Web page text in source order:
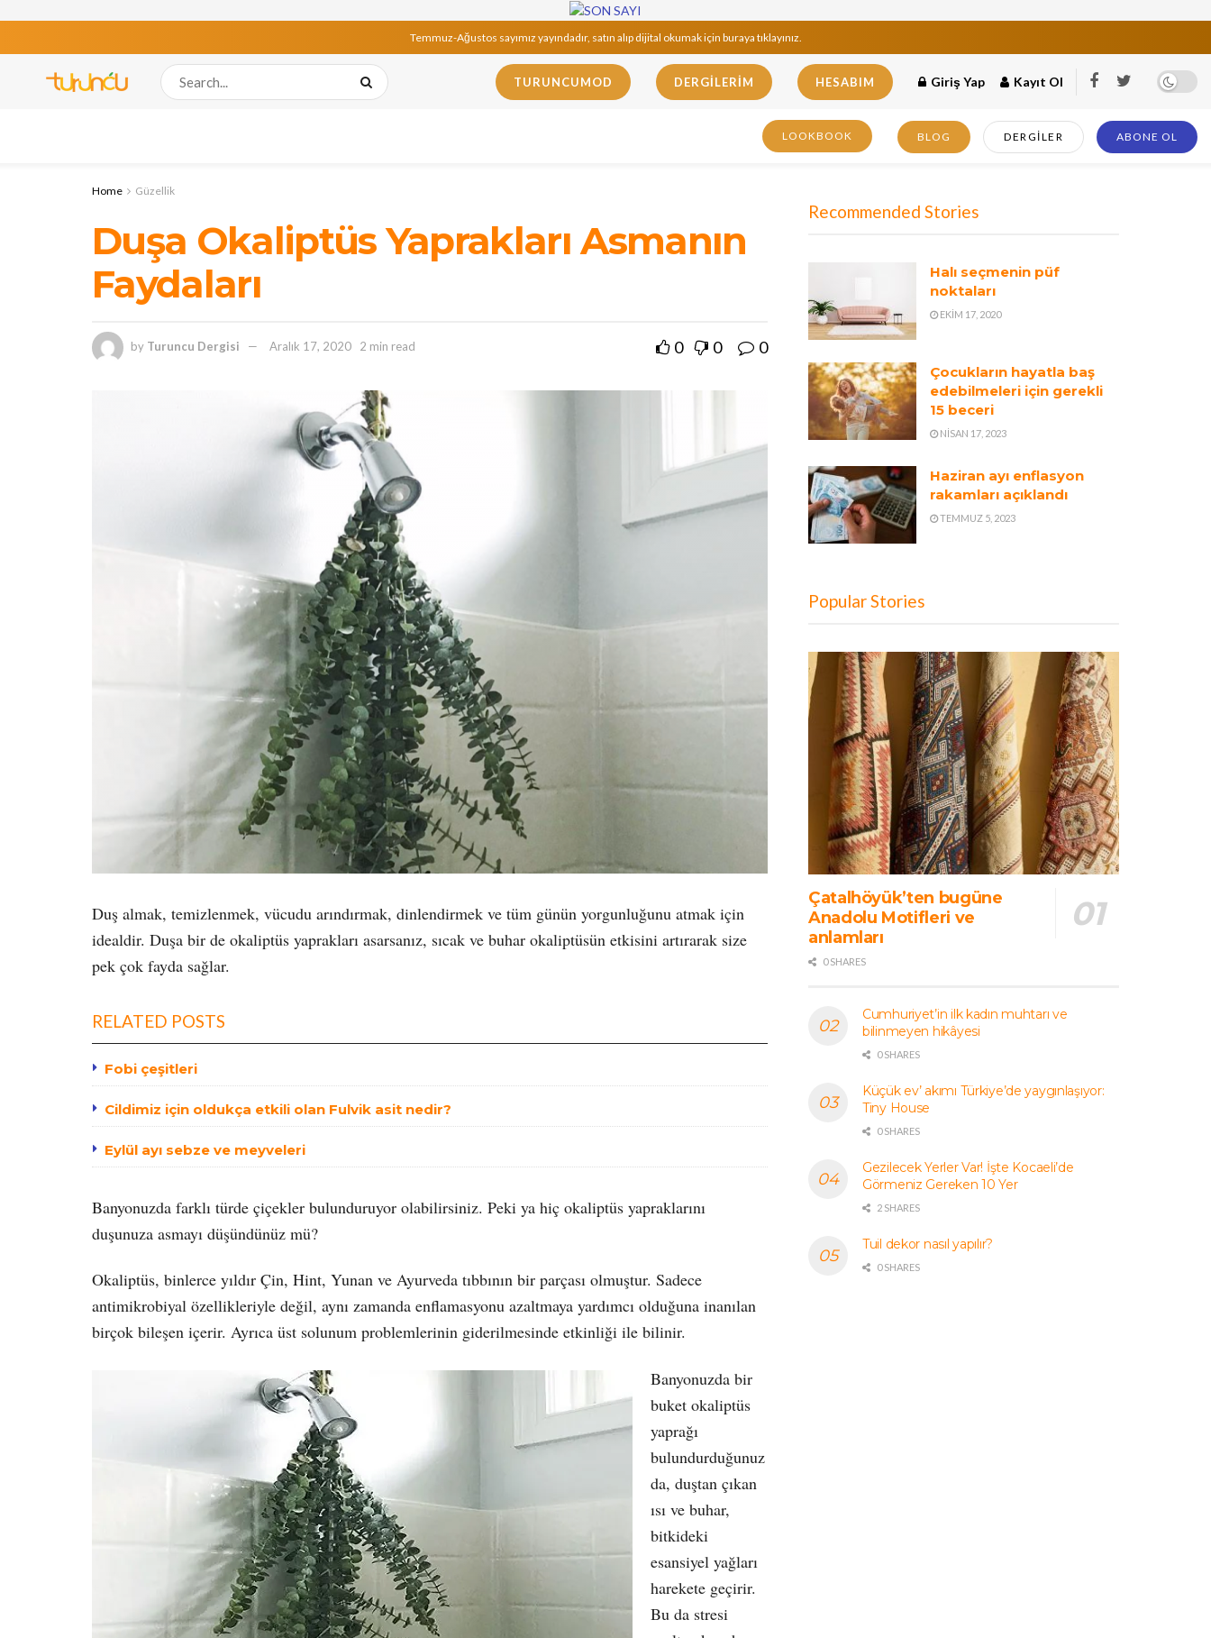
Temmuz-Ağustos sayımız yayındadır, satın alıp dijital okumak için buraya tıklayınız.
TURUNCUMOD DERGILERIM HESABIM Giriş Yap Kayıt Ol
LOOKBOOK BLOG DERGILER ABONE OL
Home Güzellik
Duşa Okaliptüs Yaprakları Asmanın
Faydaları
by Turuncu Dergisi Aralık 17, 2020 2 min read 0 0 0
Duş almak, temizlenmek, vücudu arındırmak, dinlendirmek ve tüm günün yorgunluğunu atmak için
idealdir. Duşa bir de okaliptüs yaprakları asarsanız, sıcak ve buhar okaliptüsün etkisini artırarak size
pek çok fayda sağlar.
RELATED POSTS
Fobi çeşitleri
Cildimiz için oldukça etkili olan Fulvik asit nedir?
Eylül ayı sebze ve meyveleri
Banyonuzda farklı türde çiçekler bulunduruyor olabilirsiniz. Peki ya hiç okaliptüs yapraklarını
duşunuza asmayı düşündünüz mü?
Okaliptüs, binlerce yıldır Çin, Hint, Yunan ve Ayurveda tıbbının bir parçası olmuştur. Sadece
antimikrobiyal özellikleriyle değil, aynı zamanda enflamasyonu azaltmaya yardımcı olduğuna inanılan
birçok bileşen içerir. Ayrıca üst solunum problemlerinin giderilmesinde etkinliği ile bilinir.
Banyonuzda bir
buket okaliptüs
yaprağı
bulundurduğunuz
da, duştan çıkan
ısı ve buhar,
bitkideki
esansiyel yağları
harekete geçirir.
Bu da stresi
Recommended Stories
Halı seçmenin püf
noktaları
EKIM 17, 2020
Çocukların hayatla baş
edebilmeleri için gerekli
15 beceri
NISAN 17, 2023
Haziran ayı enflasyon
rakamları açıklandı
TEMMUZ 5, 2023
Popular Stories
Çatalhöyük’ten bugüne
Anadolu Motifleri ve
anlamları
0 SHARES
Cumhuriyet’in ilk kadın muhtarı ve
bilinmeyen hikâyesi
0 SHARES
Küçük ev’ akımı Türkiye’de yaygınlaşıyor:
Tiny House
0 SHARES
Gezilecek Yerler Var! İşte Kocaeli’de
Görmeniz Gereken 10 Yer
2 SHARES
Tuil dekor nasıl yapılır?
0 SHARES